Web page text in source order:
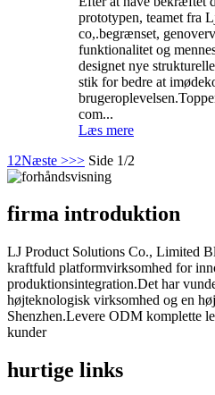
prototypen, teamet fra
co,.begrænset,
funktionalitet og
designet nye
stik for bedre at
com...
Læs mere
1 2Næste >>> Side 1/2
firma introduktion
LJ Product Solutions Co., Limited
kraftfuld platformvirksomhed for
produktionsintegration.Det har
højteknologisk virksomhed og en
Shenzhen.Levere ODM komplette
kunder
hurtige links